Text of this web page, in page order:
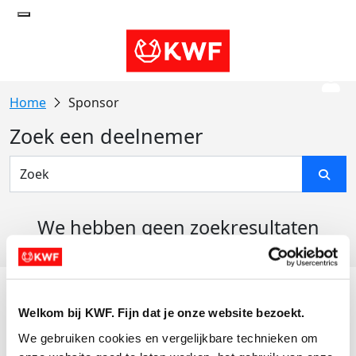
Welkom bij KWF. Fijn dat je onze website bezoekt.
We gebruiken cookies en vergelijkbare technieken om
Sponsor
Zoek een deelnemer
We hebben geen zoekresultaten
Actiematerialen
Evenementen